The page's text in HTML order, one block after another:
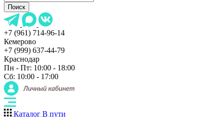
Поиск
+7 (961) 714-96-14
Кемерово
+7 (999) 637-44-79
Краснодар
Пн - Пт: 10:00 - 18:00
Сб: 10:00 - 17:00
Каталог В пути